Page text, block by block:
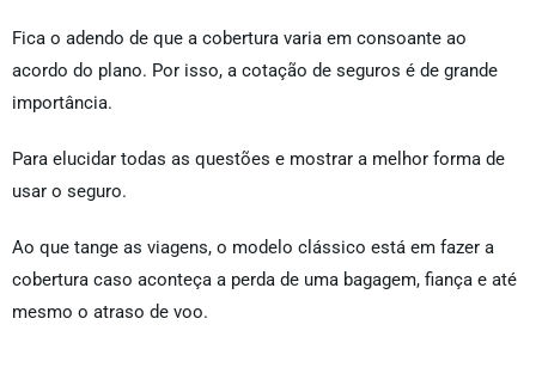
Fica o adendo de que a cobertura varia em consoante ao
acordo do plano. Por isso, a cotação de seguros é de grande
importância.
Para elucidar todas as questões e mostrar a melhor forma de
usar o seguro.
Ao que tange as viagens, o modelo clássico está em fazer a
cobertura caso aconteça a perda de uma bagagem, fiança e até
mesmo o atraso de voo.